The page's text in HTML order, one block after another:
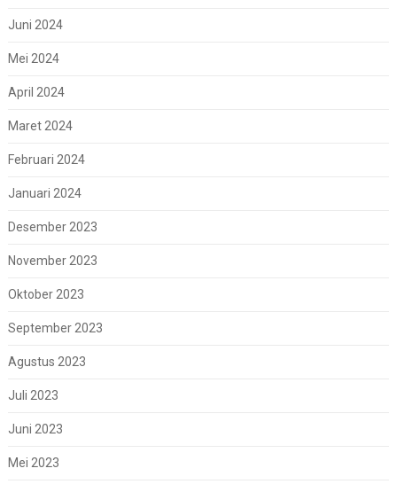
Juni 2024
Mei 2024
April 2024
Maret 2024
Februari 2024
Januari 2024
Desember 2023
November 2023
Oktober 2023
September 2023
Agustus 2023
Juli 2023
Juni 2023
Mei 2023